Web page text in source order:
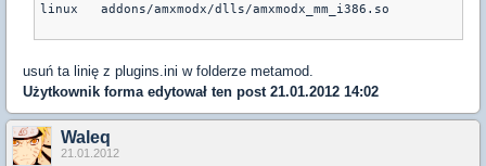
linux   addons/amxmodx/dlls/amxmodx_mm_i386.so
usuń ta linię z plugins.ini w folderze metamod.
Użytkownik forma edytował ten post 21.01.2012 14:02
Waleq
21.01.2012